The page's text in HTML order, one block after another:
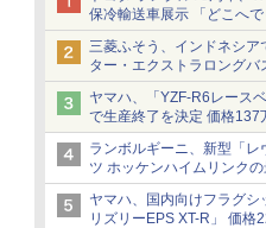
保冷輸送車展示 「どこへ
てこられる」ランドクルー
三菱ふそう、インドネシア
ター・エクストラロングバ
ックベースの観光・旅客輸
ヤマハ、「YZF-R6レース
で生産終了を決定 価格137
ランボルギーニ、新型「レ
ツ ホッケンハイムリンク
記録
ヤマハ、国内向けフラグシ
リズリーEPS XT-R」 価格